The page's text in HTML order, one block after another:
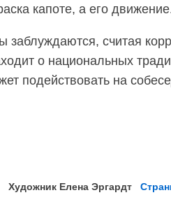
капоте, а его
заблуждаются, считая
о национальных
подействовать на
Художник ЕленаЭргардт